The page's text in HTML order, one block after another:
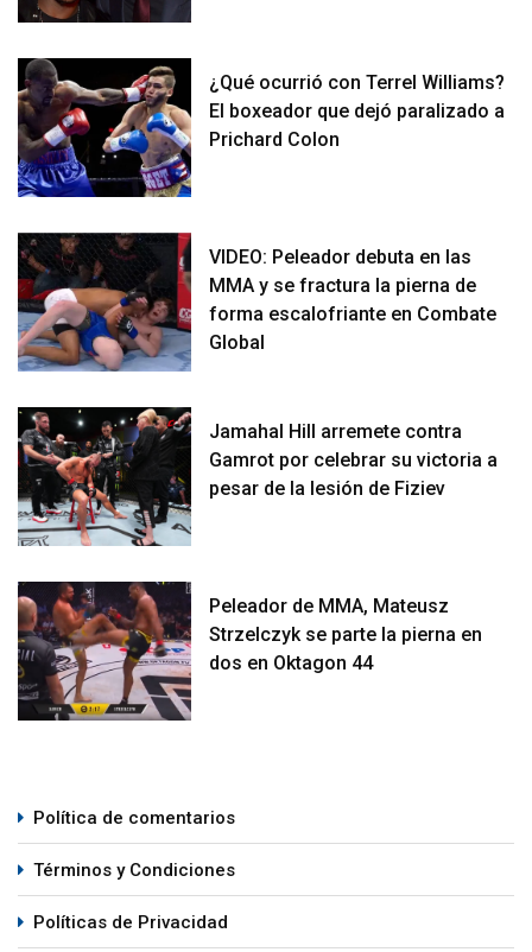
¿Qué ocurrió con Terrel Williams?
El boxeador que dejó paralizado a
Prichard Colon
VIDEO: Peleador debuta en las
MMA y se fractura la pierna de
forma escalofriante en Combate
Global
Jamahal Hill arremete contra
Gamrot por celebrar su victoria a
pesar de la lesión de Fiziev
Peleador de MMA, Mateusz
Strzelczyk se parte la pierna en
dos en Oktagon 44
Política de comentarios
Términos y Condiciones
Políticas de Privacidad